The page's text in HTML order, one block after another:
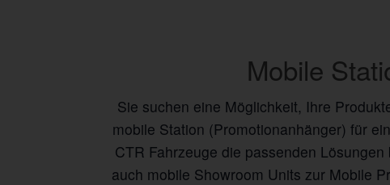
Mobile
Sie suchen eine Möglichkeit, Ihre
mobile Station (Promotionanhänger) für
CTR Fahrzeuge die passenden
auch mobile Showroom Units zur Mobile